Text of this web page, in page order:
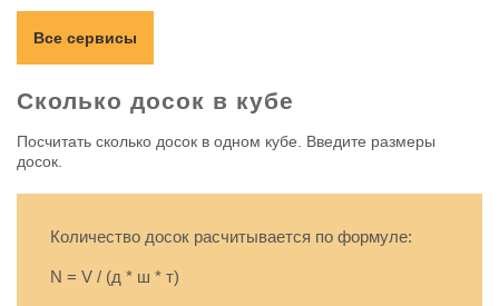
Все сервисы
Сколько досок в кубе
Посчитать сколько досок в одном кубе. Введите размеры
досок.
Количество досок расчитывается по формуле:
N = V / (д * ш * т)